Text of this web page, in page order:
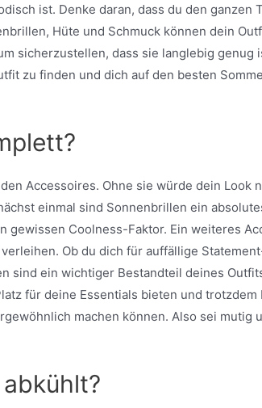
ist. Denke daran, dass du den ganzen
Hüte und Schmuck können dein
sicherzustellen, dass sie langlebig genug
zu finden und dich auf den besten
Accessoires. Ohne sie würde dein Look
einmal sind Sonnenbrillen ein
Coolness-Faktor. Ein weiteres
Ob du dich für auffällige
sind ein wichtiger Bestandteil deines
für deine Essentials bieten und trotzdem
machen können. Also sei mutig